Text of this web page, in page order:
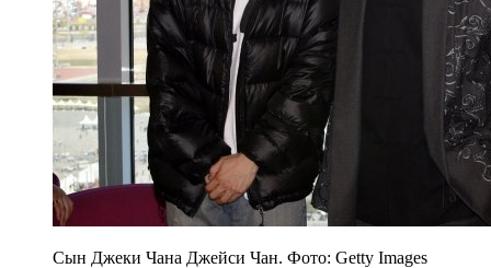
Сын Джеки Чана Джейси Чан. Фото: Getty Images